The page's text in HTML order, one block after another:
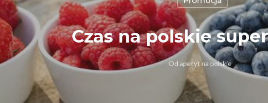
Czas na polskie
Od apetyt na polskie